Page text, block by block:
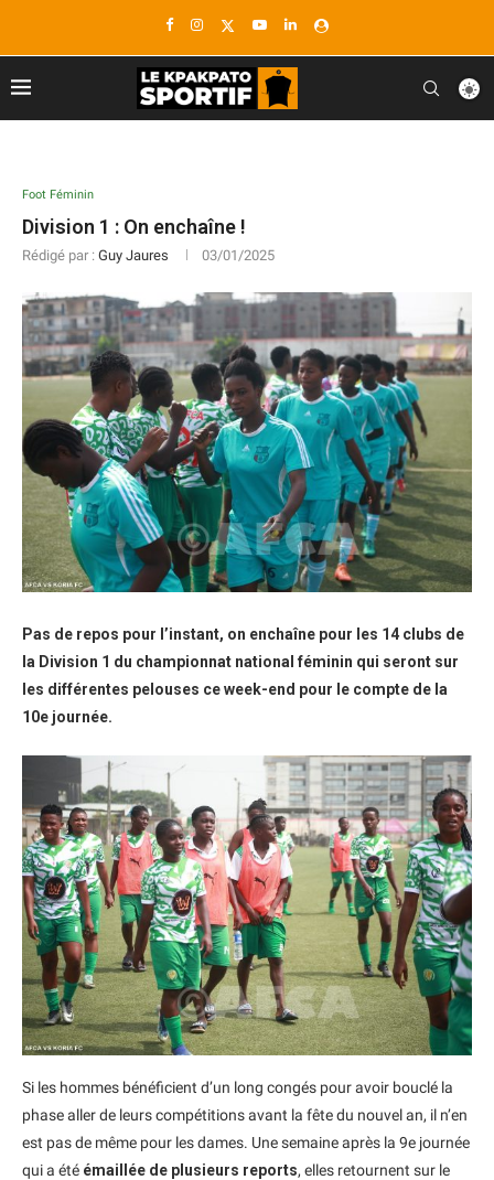
Foot Féminin
Division 1 : On enchaîne !
Rédigé par : Guy Jaures 03/01/2025
Pas de repos pour l’instant, on enchaîne pour les 14 clubs de
la Division 1 du championnat national féminin qui seront sur
les différentes pelouses ce week-end pour le compte de la
10e journée.
Si les hommes bénéficient d’un long congés pour avoir bouclé la
phase aller de leurs compétitions avant la fête du nouvel an, il n’en
est pas de même pour les dames. Une semaine après la 9e journée
qui a été émaillée de plusieurs reports, elles retournent sur le